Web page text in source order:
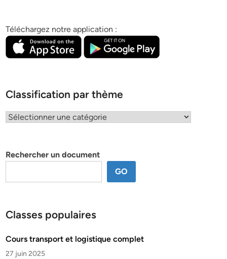
Téléchargez notre application :
Classification par thème
Classification
Rechercher un document
GO
Classes populaires
Cours transport et logistique complet
27 juin 2025